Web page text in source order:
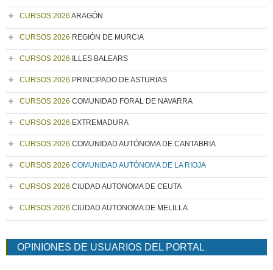
CURSOS 2026 ARAGÓN
CURSOS 2026 REGIÓN DE MURCIA
CURSOS 2026 ILLES BALEARS
CURSOS 2026 PRINCIPADO DE ASTURIAS
CURSOS 2026 COMUNIDAD FORAL DE NAVARRA
CURSOS 2026 EXTREMADURA
CURSOS 2026 COMUNIDAD AUTÓNOMA DE CANTABRIA
CURSOS 2026 COMUNIDAD AUTÓNOMA DE LA RIOJA
CURSOS 2026 CIUDAD AUTONOMA DE CEUTA
CURSOS 2026 CIUDAD AUTONOMA DE MELILLA
OPINIONES DE USUARIOS DEL PORTAL